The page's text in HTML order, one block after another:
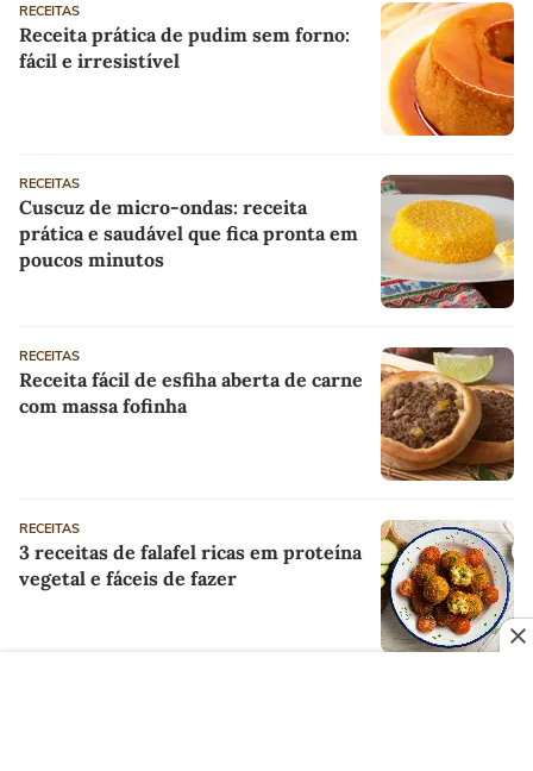
RECEITAS
Receita prática de pudim sem forno:
fácil e irresistível
RECEITAS
Cuscuz de micro-ondas: receita
prática e saudável que fica pronta em
poucos minutos
RECEITAS
Receita fácil de esfiha aberta de carne
com massa fofinha
RECEITAS
3 receitas de falafel ricas em proteína
vegetal e fáceis de fazer